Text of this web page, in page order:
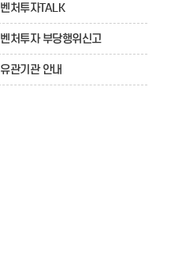
벤처투자TALK
벤처투자 부당행위신고
유관기관 안내